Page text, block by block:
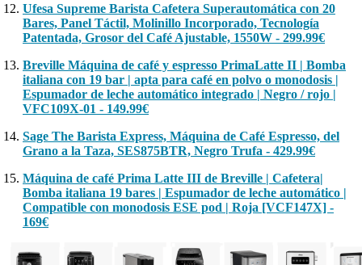
Ufesa Supreme Barista Cafetera Superautomática con 20
Bares, Panel Táctil, Molinillo Incorporado, Tecnología
Patentada, Grosor del Café Ajustable, 1550W - 299.99€
Breville Máquina de café y espresso PrimaLatte II | Bomba
italiana con 19 bar | apta para café en polvo o monodosis |
Espumador de leche automático integrado | Negro / rojo |
VFC109X-01 - 149.99€
Sage The Barista Express, Máquina de Café Espresso, del
Grano a la Taza, SES875BTR, Negro Trufa - 429.99€
Máquina de café Prima Latte III de Breville | Cafetera|
Bomba italiana 19 bares | Espumador de leche automático |
Compatible con monodosis ESE pod | Roja [VCF147X] -
169€